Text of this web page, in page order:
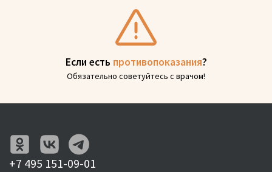
Если есть противопоказания?
Обязательно советуйтесь с врачом!
+7 495 151-09-01